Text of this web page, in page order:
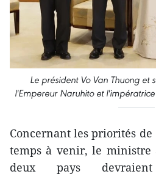
Le président Vo Van Thuong et
l'Empereur Naruhito et
Concernant les priorités
temps à venir, le ministre
deux pays